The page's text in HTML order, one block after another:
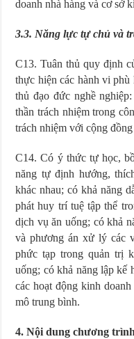
doanh nhà hàng và cơ sở
3.3. Năng lực tự chủ và
C13. Tuân thủ quy định
thực hiện các hành vi
thủ đạo đức nghề
thần trách nhiệm trong
trách nhiệm với cộng
C14. Có ý thức tự học,
năng tự định hướng,
khác nhau; có khả năng
phát huy trí tuệ tập thể
dịch vụ ăn uống; có khả
và phương án xử lý các
phức tạp trong quản trị
uống; có khả năng lập kế
các hoạt động kinh
mô trung bình.
4. Nội dung chương